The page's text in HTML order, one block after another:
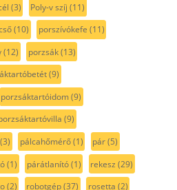
(3) Poly-v szíj (11)
(10) porszívókefe (11)
(12) porzsák(13)
(9)
porzsáktartóidom(9)
(9)
(3) pálcahőmérő(1) pár(5)
(1) párátlanító(1) rekesz (29)
(2) robotgép(37) rosetta (2)